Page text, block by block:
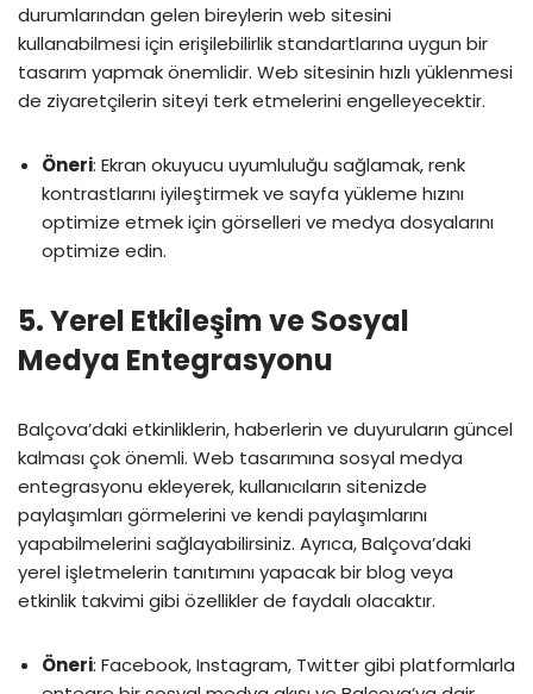
durumlarından gelen bireylerin web sitesini
kullanabilmesi için erişilebilirlik standartlarına uygun bir
tasarım yapmak önemlidir. Web sitesinin hızlı yüklenmesi
de ziyaretçilerin siteyi terk etmelerini engelleyecektir.
Öneri: Ekran okuyucu uyumluluğu sağlamak, renk
kontrastlarını iyileştirmek ve sayfa yükleme hızını
optimize etmek için görselleri ve medya dosyalarını
optimize edin.
5.Yerel Etkileşim ve Sosyal
Medya Entegrasyonu
Balçova’daki etkinliklerin, haberlerin ve duyuruların güncel
kalması çok önemli. Web tasarımına sosyal medya
entegrasyonu ekleyerek, kullanıcıların sitenizde
paylaşımları görmelerini ve kendi paylaşımlarını
yapabilmelerini sağlayabilirsiniz. Ayrıca, Balçova’daki
yerel işletmelerin tanıtımını yapacak bir blog veya
etkinlik takvimi gibi özellikler de faydalı olacaktır.
Öneri: Facebook, Instagram, Twitter gibi platformlarla